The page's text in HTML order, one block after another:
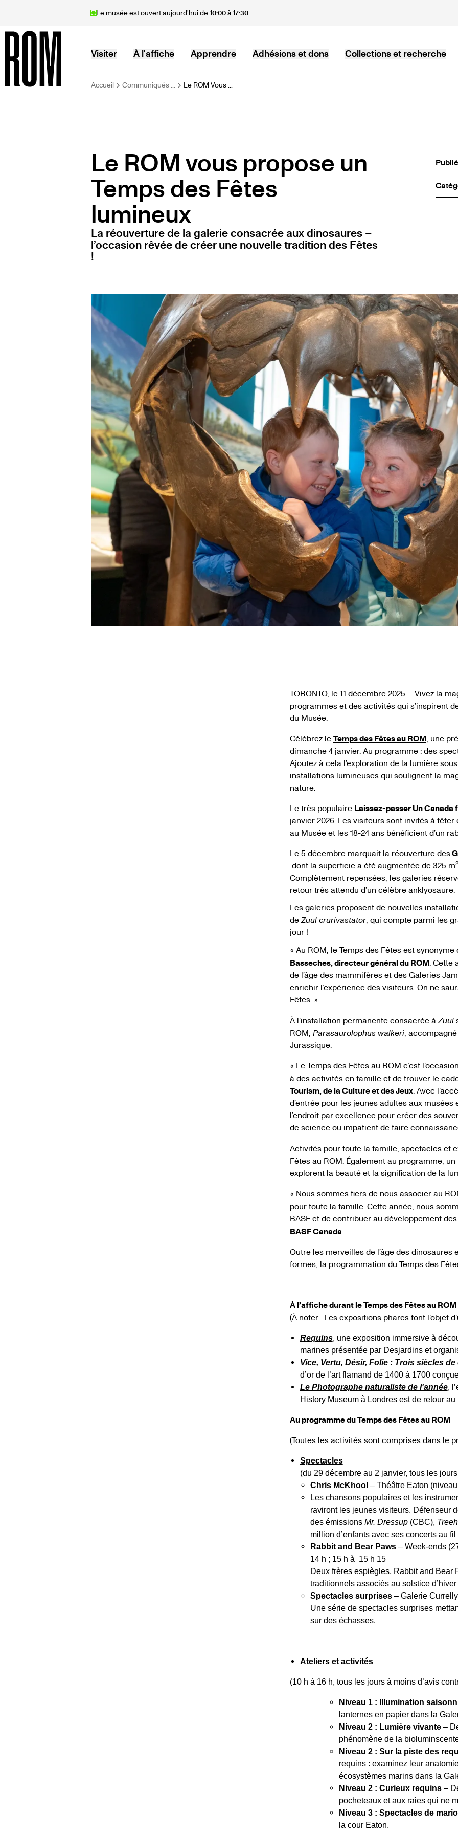
contenu
Le musée est ouvert aujourd'hui de10:00 à 17:30
MAIN
Visiter À l'affiche Apprendre Adhésions et dons Collections et recherche
FIL
D'ARIANE
Accueil Communiqués ... Le ROM Vous ...
Le ROM vous propose un
Temps des Fêtes
lumineux
La réouverture de la galerie consacrée aux dinosaures –
l’occasion rêvée de créer une nouvelle tradition des Fêtes
!
TORONTO, le 11 décembre 2025 – Vivez la
programmes et des activités qui s’inspirent
du Musée.
Célébrez le Temps des Fêtes au ROM, une
dimanche 4 janvier. Au programme : des
Ajoutez à cela l’exploration de la lumière
installations lumineuses qui soulignent la
nature.
Le très populaire Laissez-passer Un Canada
janvier 2026. Les visiteurs sont invités à
au Musée et les 18-24 ans bénéficient d’un
Le 5 décembre marquait la réouverture des
dont la superficie a été augmentée de 325 m2
Complètement repensées, les galeries
retour très attendu d’un célèbre anklyosaure.
Les galeries proposent de nouvelles
deZuul crurivastator, qui compte parmi les
jour !
« Au ROM, le Temps des Fêtes est
Basseches, directeur général du ROM. Cette
de l’âge des mammifères et des Galeries
enrichir l’expérience des visiteurs. On ne
Fêtes. »
À l’installation permanente consacrée àZuul
ROM, Parasaurolophus walkeri,
Jurassique.
« Le Temps des Fêtes au ROM c’est
à des activités en famille et de trouver le
Tourism, de la Culture et des Jeux. Avec
d’entrée pour les jeunes adultes aux
l’endroit par excellence pour créer des
de science ou impatient de faire
Activités pour toute la famille, spectacles et
Fêtes au ROM. Également au programme,
explorent la beauté et la signification de la
« Nous sommes fiers de nous associer au
pour toute la famille. Cette année, nous
BASF et de contribuer au développement
BASF Canada.
Outre les merveilles de l’âge des
formes, la programmation du Temps des
À l’affiche durant le Temps des Fêtes au ROM
(À noter : Les expositions phares font l’objet
Requins, une exposition immersive à
marines présentée par Desjardins et
Vice, Vertu, Désir, Folie : Trois siècles
d’or de l’art flamand de 1400 à 1700
Le Photographe naturaliste de l'année,
History Museum à Londres est de retour
Au programme du Temps des Fêtes au ROM
(Toutes les activités sont comprises dans le
Spectacles
(du 29 décembre au 2 janvier, tous les
Chris McKhool – Théâtre Eaton
Les chansons populaires et les
raviront les jeunes visiteurs. Défenseur
des émissions Mr. Dressup(CBC),
million d’enfants avec ses concerts au
Rabbit and Bear Paws– Week-ends
14 h ; 15 h à 15 h 15
Deux frères espiègles, Rabbit and Bear
traditionnels associés au solstice
Spectacles surprises – Galerie
Une série de spectacles surprises
sur des échasses.
Ateliers et activités
(10 h à 16 h, tous les jours à moins d’avis
Niveau 1 :
Illumination
lanternes en papier dans la
Niveau 2 : Lumière vivante–
phénomène de la
Niveau 2 : Sur la piste des
requins : examinez leur
écosystèmes marins dans la
Niveau 2 : Curieux requins–
pocheteaux et aux raies qui ne
Niveau 3 : Spectacles de
la cour Eaton.